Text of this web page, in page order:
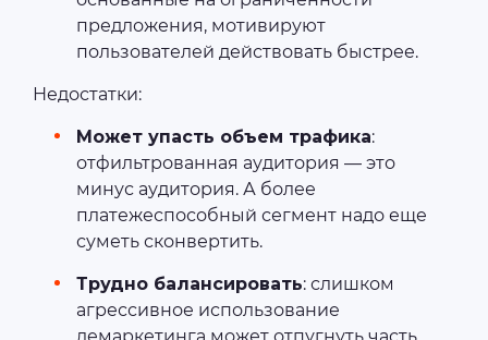
предложения, мотивируют
пользователей действовать быстрее.
Недостатки:
Может упасть объем трафика:
отфильтрованная аудитория — это
минус аудитория. А более
платежеспособный сегмент надо еще
суметь сконвертить.
Трудно балансировать: слишком
агрессивное использование